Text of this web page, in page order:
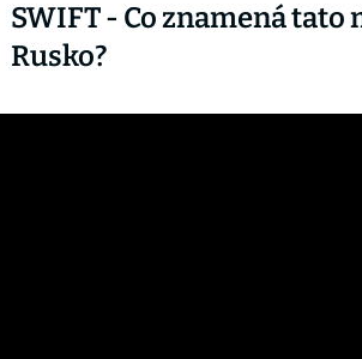
SWIFT - Co znamená
Rusko?